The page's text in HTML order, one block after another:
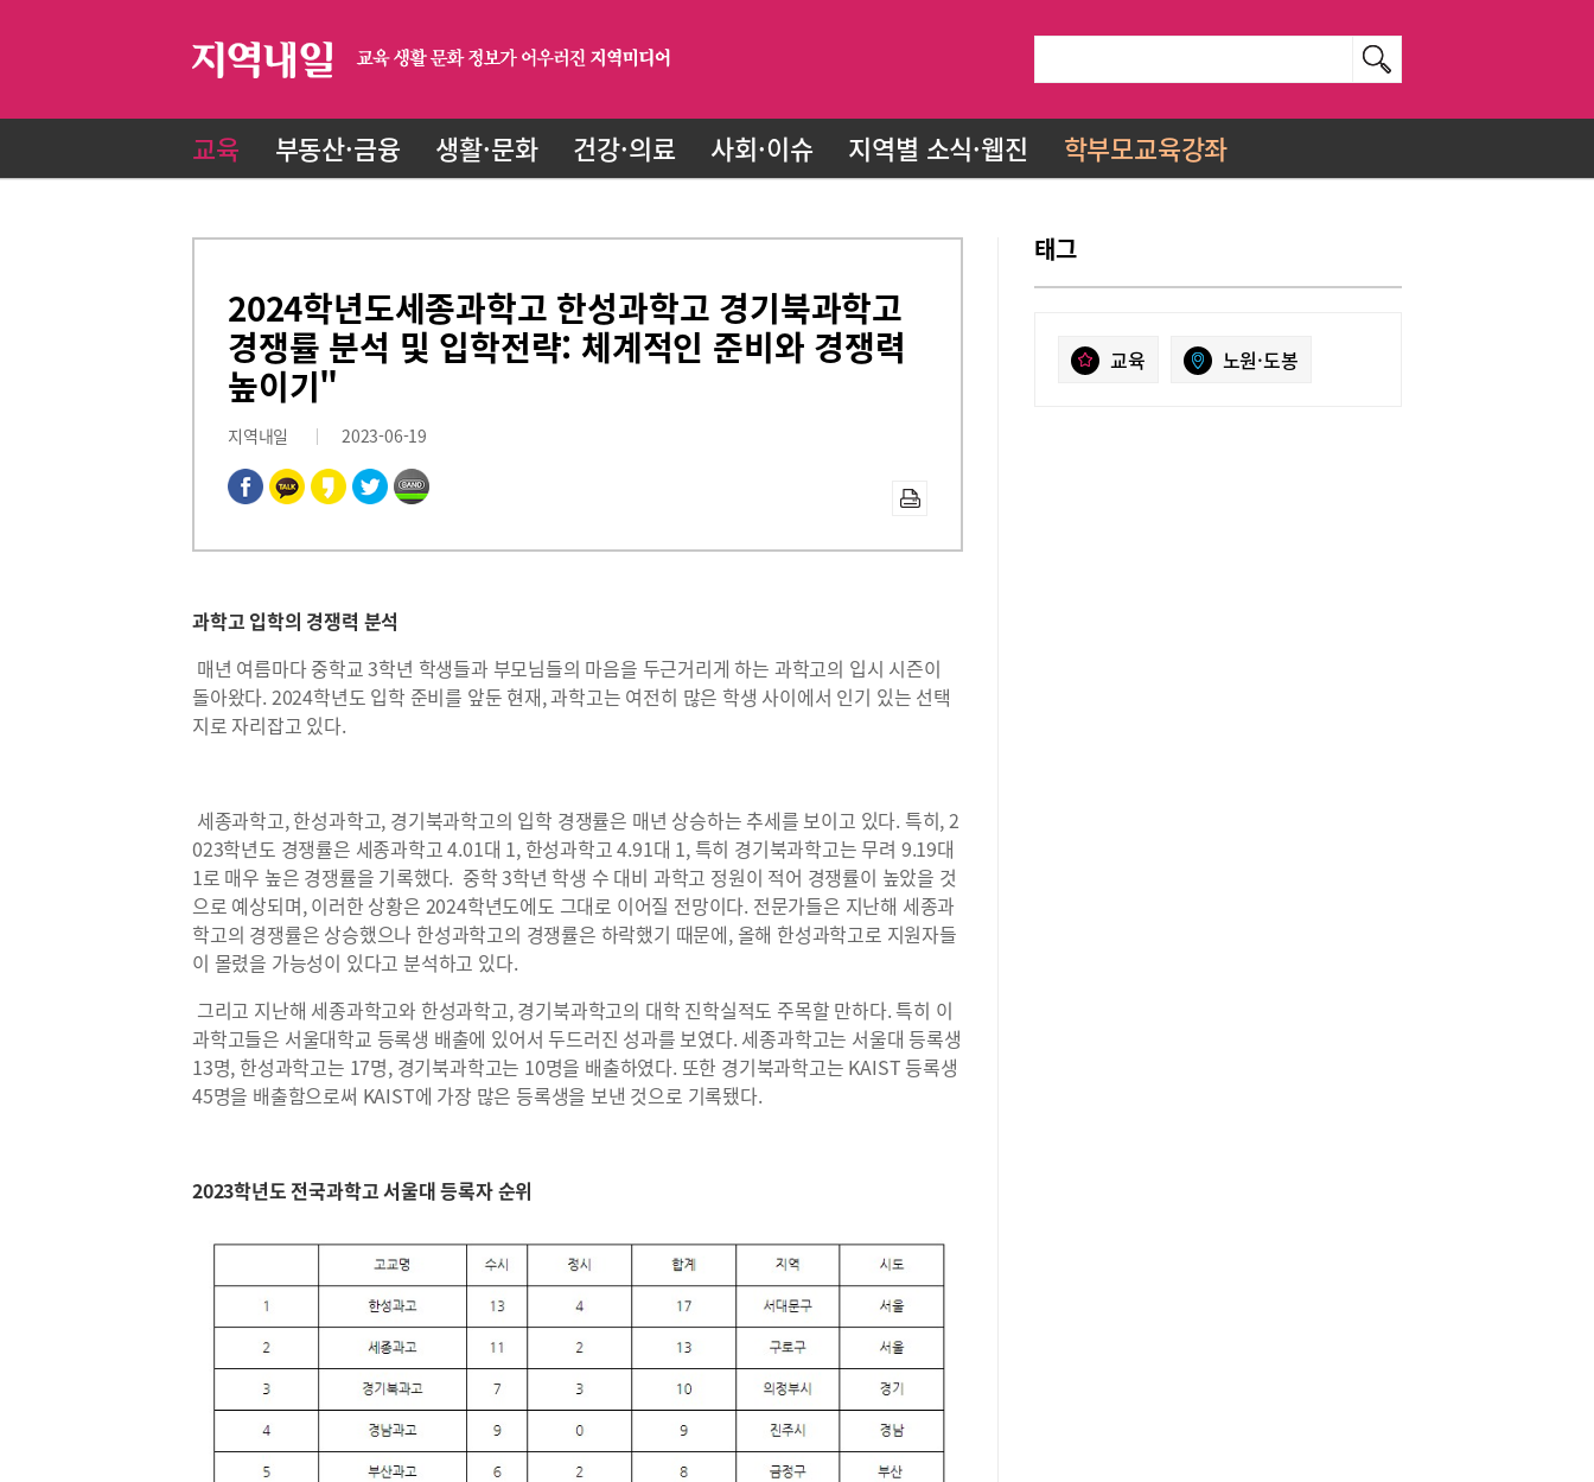
교육 부동산·금융 생활·문화 건강·의료 사회·이슈 지역별 소식·웹진 학부모교육강좌
2024학년도세종과학고 한성과학고 경기북과학고
경쟁률 분석 및 입학전략: 체계적인 준비와 경쟁력
높이기"
지역내일 2023-06-19
과학고 입학의 경쟁력 분석
매년 여름마다 중학교 3학년 학생들과 부모님들의 마음을 두근거리게 하는 과학고의 입시 시즌이
돌아왔다. 2024학년도 입학 준비를 앞둔 현재, 과학고는 여전히 많은 학생 사이에서 인기 있는 선택
지로 자리잡고 있다.
세종과학고, 한성과학고, 경기북과학고의 입학 경쟁률은 매년 상승하는 추세를 보이고 있다. 특히, 2
023학년도 경쟁률은 세종과학고 4.01대 1, 한성과학고 4.91대 1, 특히 경기북과학고는 무려 9.19대
1로 매우 높은 경쟁률을 기록했다. 중학 3학년 학생 수 대비 과학고 정원이 적어 경쟁률이 높았을 것
으로 예상되며, 이러한 상황은 2024학년도에도 그대로 이어질 전망이다. 전문가들은 지난해 세종과
학고의 경쟁률은 상승했으나 한성과학고의 경쟁률은 하락했기 때문에, 올해 한성과학고로 지원자들
이 몰렸을 가능성이 있다고 분석하고 있다.
그리고 지난해 세종과학고와 한성과학고, 경기북과학고의 대학 진학실적도 주목할 만하다. 특히 이
과학고들은 서울대학교 등록생 배출에 있어서 두드러진 성과를 보였다. 세종과학고는 서울대 등록생
13명, 한성과학고는 17명, 경기북과학고는 10명을 배출하였다. 또한 경기북과학고는 KAIST 등록생
45명을 배출함으로써 KAIST에 가장 많은 등록생을 보낸 것으로 기록됐다.
2023학년도 전국과학고 서울대 등록자 순위
태그
교육 노원·도봉